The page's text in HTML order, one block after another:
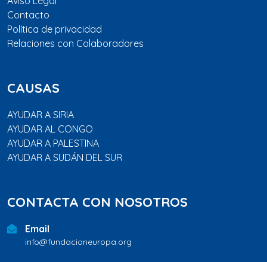
Contacto
Política de privacidad
Relaciones con Colaboradores
CAUSAS
AYUDAR A SIRIA
AYUDAR AL CONGO
AYUDAR A PALESTINA
AYUDAR A SUDÁN DEL SUR
CONTACTA CON NOSOTROS
Email
info@fundacioneuropa.org